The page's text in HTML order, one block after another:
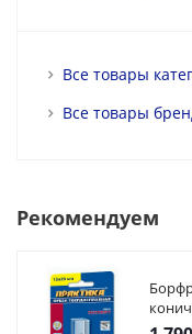
Все товары
Все товары
Рекомендуем